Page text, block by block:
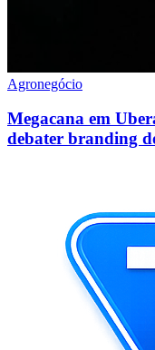
Agronegócio
Megacana em
debater branding